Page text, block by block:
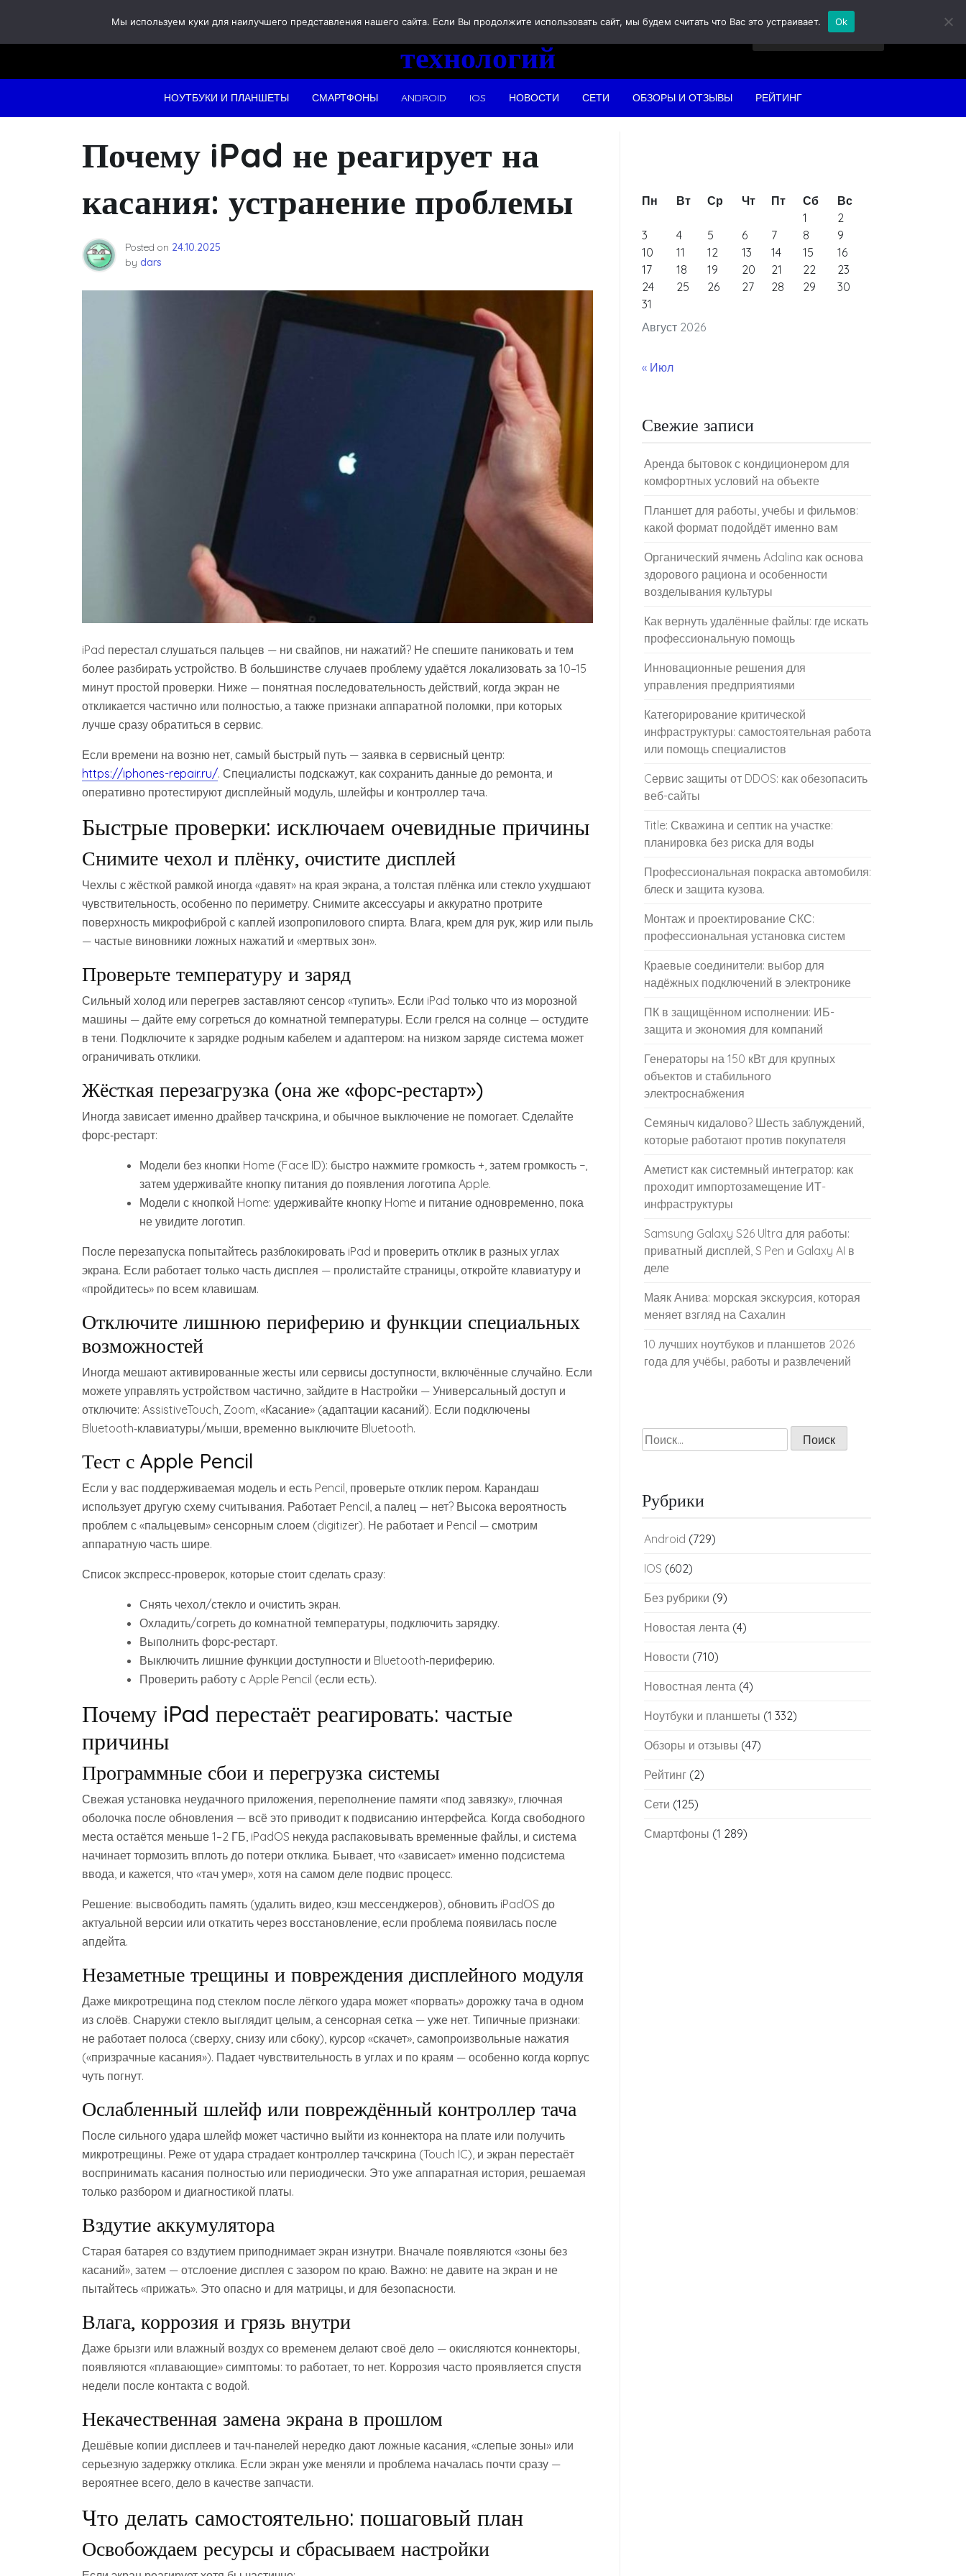
content
Новости
технологий
НОУТБУКИ И ПЛАНШЕТЫ СМАРТФОНЫ ANDROID IOS НОВОСТИ СЕТИ ОБЗОРЫ И ОТЗЫВЫ РЕЙТИНГ
Почему iPad не реагирует на
касания: устранение проблемы
Posted on 24.10.2025
by dars
iPad перестал слушаться пальцев — ни свайпов, ни нажатий? Не спешите паниковать и тем
более разбирать устройство. В большинстве случаев проблему удаётся локализовать за 10–15
минут простой проверки. Ниже — понятная последовательность действий, когда экран не
откликается частично или полностью, а также признаки аппаратной поломки, при которых
лучше сразу обратиться в сервис.
Если времени на возню нет, самый быстрый путь — заявка в сервисный центр:
https://iphones-repair.ru/. Специалисты подскажут, как сохранить данные до ремонта, и
оперативно протестируют дисплейный модуль, шлейфы и контроллер тача.
Быстрые проверки: исключаем очевидные причины
Снимите чехол и плёнку, очистите дисплей
Чехлы с жёсткой рамкой иногда «давят» на края экрана, а толстая плёнка или стекло ухудшают
чувствительность, особенно по периметру. Снимите аксессуары и аккуратно протрите
поверхность микрофиброй с каплей изопропилового спирта. Влага, крем для рук, жир или пыль
— частые виновники ложных нажатий и «мертвых зон».
Проверьте температуру и заряд
Сильный холод или перегрев заставляют сенсор «тупить». Если iPad только что из морозной
машины — дайте ему согреться до комнатной температуры. Если грелся на солнце — остудите
в тени. Подключите к зарядке родным кабелем и адаптером: на низком заряде система может
ограничивать отклики.
Жёсткая перезагрузка (она же «форс‑рестарт»)
Иногда зависает именно драйвер тачскрина, и обычное выключение не помогает. Сделайте
форс‑рестарт:
Модели без кнопки Home (Face ID): быстро нажмите громкость +, затем громкость −,
затем удерживайте кнопку питания до появления логотипа Apple.
Модели с кнопкой Home: удерживайте кнопку Home и питание одновременно, пока
не увидите логотип.
После перезапуска попытайтесь разблокировать iPad и проверить отклик в разных углах
экрана. Если работает только часть дисплея — пролистайте страницы, откройте клавиатуру и
«пройдитесь» по всем клавишам.
Отключите лишнюю периферию и функции специальных
возможностей
Иногда мешают активированные жесты или сервисы доступности, включённые случайно. Если
можете управлять устройством частично, зайдите в Настройки — Универсальный доступ и
отключите: AssistiveTouch, Zoom, «Касание» (адаптации касаний). Если подключены
Bluetooth‑клавиатуры/мыши, временно выключите Bluetooth.
Тест с Apple Pencil
Если у вас поддерживаемая модель и есть Pencil, проверьте отклик пером. Карандаш
использует другую схему считывания. Работает Pencil, а палец — нет? Высока вероятность
проблем с «пальцевым» сенсорным слоем (digitizer). Не работает и Pencil — смотрим
аппаратную часть шире.
Список экспресс‑проверок, которые стоит сделать сразу:
Снять чехол/стекло и очистить экран.
Охладить/согреть до комнатной температуры, подключить зарядку.
Выполнить форс‑рестарт.
Выключить лишние функции доступности и Bluetooth‑периферию.
Проверить работу с Apple Pencil (если есть).
Почему iPad перестаёт реагировать: частые
причины
Программные сбои и перегрузка системы
Свежая установка неудачного приложения, переполнение памяти «под завязку», глючная
оболочка после обновления — всё это приводит к подвисанию интерфейса. Когда свободного
места остаётся меньше 1–2 ГБ, iPadOS некуда распаковывать временные файлы, и система
начинает тормозить вплоть до потери отклика. Бывает, что «зависает» именно подсистема
ввода, и кажется, что «тач умер», хотя на самом деле подвис процесс.
Решение: высвободить память (удалить видео, кэш мессенджеров), обновить iPadOS до
актуальной версии или откатить через восстановление, если проблема появилась после
апдейта.
Незаметные трещины и повреждения дисплейного модуля
Даже микротрещина под стеклом после лёгкого удара может «порвать» дорожку тача в одном
из слоёв. Снаружи стекло выглядит целым, а сенсорная сетка — уже нет. Типичные признаки:
не работает полоса (сверху, снизу или сбоку), курсор «скачет», самопроизвольные нажатия
(«призрачные касания»). Падает чувствительность в углах и по краям — особенно когда корпус
чуть погнут.
Ослабленный шлейф или повреждённый контроллер тача
После сильного удара шлейф может частично выйти из коннектора на плате или получить
микротрещины. Реже от удара страдает контроллер тачскрина (Touch IC), и экран перестаёт
воспринимать касания полностью или периодически. Это уже аппаратная история, решаемая
только разбором и диагностикой платы.
Вздутие аккумулятора
Старая батарея со вздутием приподнимает экран изнутри. Вначале появляются «зоны без
касаний», затем — отслоение дисплея с зазором по краю. Важно: не давите на экран и не
пытайтесь «прижать». Это опасно и для матрицы, и для безопасности.
Влага, коррозия и грязь внутри
Даже брызги или влажный воздух со временем делают своё дело — окисляются коннекторы,
появляются «плавающие» симптомы: то работает, то нет. Коррозия часто проявляется спустя
недели после контакта с водой.
Некачественная замена экрана в прошлом
Дешёвые копии дисплеев и тач‑панелей нередко дают ложные касания, «слепые зоны» или
серьезную задержку отклика. Если экран уже меняли и проблема началась почти сразу —
вероятнее всего, дело в качестве запчасти.
Что делать самостоятельно: пошаговый план
Освобождаем ресурсы и сбрасываем настройки
Август 2026
Пн Вт Ср Чт Пт Сб
Вс
1
2
3
4 5 6 7 8
9
10
11 12 13 14 15
16
17
18 19 20 21 22
23
24
25 26 27 28 29
30
31
« Июл
Свежие записи
Аренда бытовок с кондиционером для
комфортных условий на объекте
Планшет для работы, учебы и фильмов:
какой формат подойдёт именно вам
Органический ячмень Adalina как основа
здорового рациона и особенности
возделывания культуры
Как вернуть удалённые файлы: где искать
профессиональную помощь
Инновационные решения для
управления предприятиями
Категорирование критической
инфраструктуры: самостоятельная работа
или помощь специалистов
Cервис защиты от DDOS: как обезопасить
веб-сайты
Title: Скважина и септик на участке:
планировка без риска для воды
Профессиональная покраска автомобиля:
блеск и защита кузова.
Монтаж и проектирование СКС:
профессиональная установка систем
Краевые соединители: выбор для
надёжных подключений в электронике
ПК в защищённом исполнении: ИБ-
защита и экономия для компаний
Генераторы на 150 кВт для крупных
объектов и стабильного
электроснабжения
Семяныч кидалово? Шесть заблуждений,
которые работают против покупателя
Аметист как системный интегратор: как
проходит импортозамещение ИТ-
инфраструктуры
Samsung Galaxy S26 Ultra для работы:
приватный дисплей, S Pen и Galaxy AI в
деле
Маяк Анива: морская экскурсия, которая
меняет взгляд на Сахалин
10 лучших ноутбуков и планшетов 2026
года для учёбы, работы и развлечений
Найти:
Рубрики
Android (729)
IOS (602)
Без рубрики (9)
Новостая лента (4)
Новости (710)
Новостная лента (4)
Ноутбуки и планшеты (1 332)
Обзоры и отзывы (47)
Рейтинг (2)
Сети (125)
Смартфоны (1 289)
Мы используем куки для наилучшего представления нашего сайта. Если Вы продолжите использовать сайт, мы будем считать что Вас это устраивает. Ok